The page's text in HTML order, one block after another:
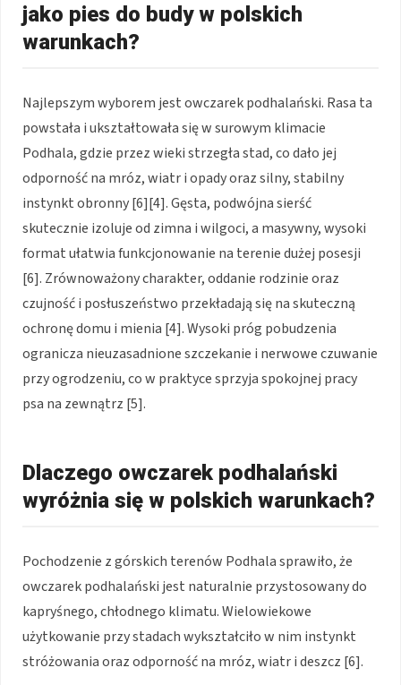
jako pies do budy w polskich
warunkach?
Najlepszym wyborem jest owczarek podhalański. Rasa ta
powstała i ukształtowała się w surowym klimacie
Podhala, gdzie przez wieki strzegła stad, co dało jej
odporność na mróz, wiatr i opady oraz silny, stabilny
instynkt obronny [6][4]. Gęsta, podwójna sierść
skutecznie izoluje od zimna i wilgoci, a masywny, wysoki
format ułatwia funkcjonowanie na terenie dużej posesji
[6]. Zrównoważony charakter, oddanie rodzinie oraz
czujność i posłuszeństwo przekładają się na skuteczną
ochronę domu i mienia [4]. Wysoki próg pobudzenia
ogranicza nieuzasadnione szczekanie i nerwowe czuwanie
przy ogrodzeniu, co w praktyce sprzyja spokojnej pracy
psa na zewnątrz [5].
Dlaczego owczarek podhalański
wyróżnia się w polskich warunkach?
Pochodzenie z górskich terenów Podhala sprawiło, że
owczarek podhalański jest naturalnie przystosowany do
kapryśnego, chłodnego klimatu. Wielowiekowe
użytkowanie przy stadach wykształciło w nim instynkt
stróżowania oraz odporność na mróz, wiatr i deszcz [6].